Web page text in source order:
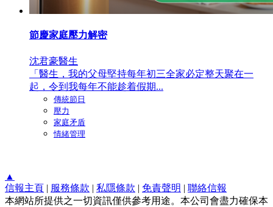
節慶家庭壓力解密
沈君豪醫生
「醫生，我的父母堅持每年初三全家必定整天聚在一
起，令到我每年不能趁着假期...
傳統節日
壓力
家庭矛盾
情緒管理
▲
信報主頁 | 服務條款 | 私隱條款 | 免責聲明 | 聯絡信報
本網站所提供之一切資訊僅供參考用途。本公司會盡力確保本